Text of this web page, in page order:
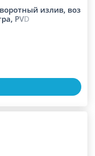
излив, воз
PVD